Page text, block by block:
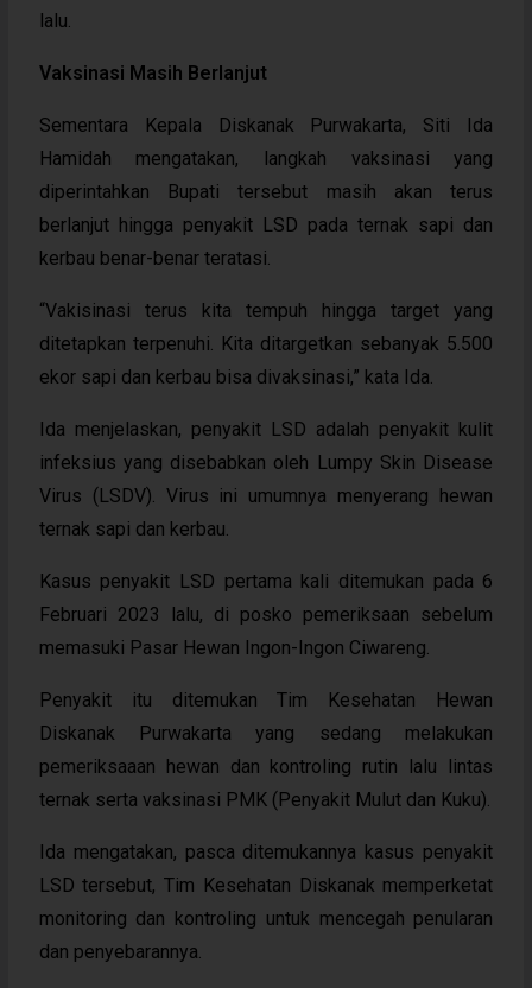
lalu.
Vaksinasi Masih Berlanjut
Sementara Kepala Diskanak Purwakarta, Siti Ida
Hamidah mengatakan, langkah vaksinasi yang
diperintahkan Bupati tersebut masih akan terus
berlanjut hingga penyakit LSD pada ternak sapi dan
kerbau benar-benar teratasi.
“Vakisinasi terus kita tempuh hingga target yang
ditetapkan terpenuhi. Kita ditargetkan sebanyak 5.500
ekor sapi dan kerbau bisa divaksinasi,” kata Ida.
Ida menjelaskan, penyakit LSD adalah penyakit kulit
infeksius yang disebabkan oleh Lumpy Skin Disease
Virus (LSDV). Virus ini umumnya menyerang hewan
ternak sapi dan kerbau.
Kasus penyakit LSD pertama kali ditemukan pada 6
Februari 2023 lalu, di posko pemeriksaan sebelum
memasuki Pasar Hewan Ingon-Ingon Ciwareng.
Penyakit itu ditemukan Tim Kesehatan Hewan
Diskanak Purwakarta yang sedang melakukan
pemeriksaaan hewan dan kontroling rutin lalu lintas
ternak serta vaksinasi PMK (Penyakit Mulut dan Kuku).
Ida mengatakan, pasca ditemukannya kasus penyakit
LSD tersebut, Tim Kesehatan Diskanak memperketat
monitoring dan kontroling untuk mencegah penularan
dan penyebarannya.